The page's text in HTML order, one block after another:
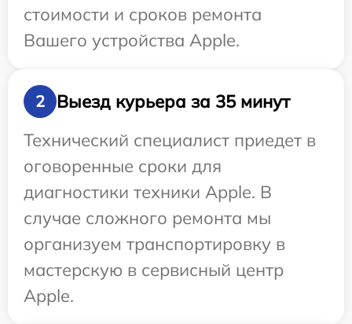
стоимости и сроков ремонта
Вашего устройства Apple.
2
Выезд курьера за 35 минут
Технический специалист приедет в
оговоренные сроки для
диагностики техники Apple. В
случае сложного ремонта мы
организуем транспортировку в
мастерскую в сервисный центр
Apple.